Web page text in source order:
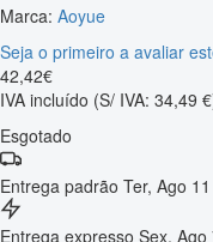
Marca: Aoyue
Seja o primeiro a avaliar
42,42€
IVA incluído (S/ IVA: 34,49
Esgotado
Entrega padrão Ter, Ago
Entrega expresso Sex, Ago